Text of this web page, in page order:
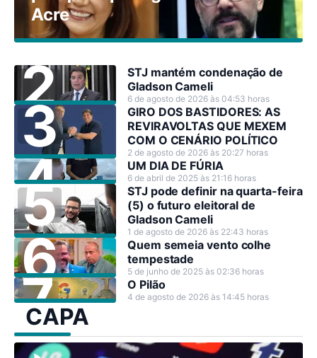
Acre
STJ mantém condenação de
Gladson Cameli
6 de agosto de 2026 às 04:53 horas
GIRO DOS BASTIDORES: AS
REVIRAVOLTAS QUE MEXEM
COM O CENÁRIO POLÍTICO
2 de agosto de 2026 às 20:27 horas
UM DIA DE FÚRIA
6 de abril de 2025 às 21:16 horas
STJ pode definir na quarta-feira
(5) o futuro eleitoral de
Gladson Cameli
1 de agosto de 2026 às 22:43 horas
Quem semeia vento colhe
tempestade
5 de junho de 2025 às 02:36 horas
O Pilão
4 de agosto de 2026 às 14:45 horas
CAPA